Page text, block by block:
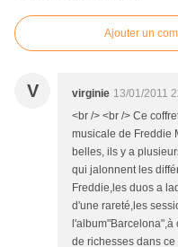
Ajouter un
V virginie 13/01/2011
<br /> <br /> Ce
musicale de Freddie
belles, ils y a
qui jalonnent les
Freddie,les duos a
d'une rareté,les
de richesses dans